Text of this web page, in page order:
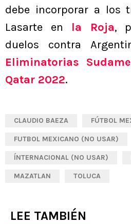
debe incorporar a los
Lasarte en la Roja,
duelos contra
Eliminatorias
Qatar 2022.
CLAUDIO BAEZA FÚTBOL
FUTBOL MEXICANO (NO USAR)
ÍNTERNACIONAL (NO USAR)
MAZATLAN TOLUCA
LEE TAMBIÉN